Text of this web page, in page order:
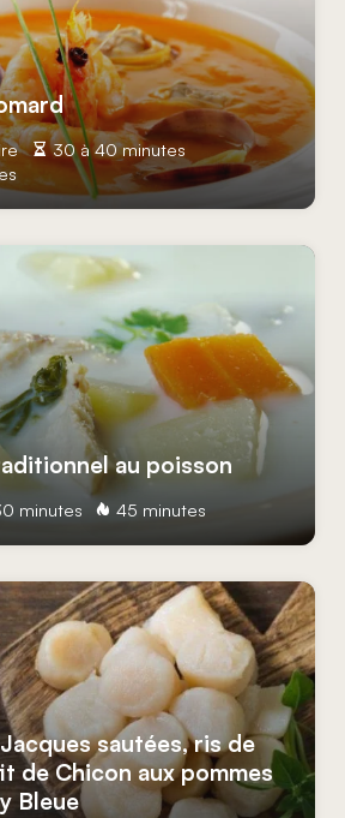
30 à 40 minutes
au poisson
minutes 45 minutes
sautées, ris de
de Chicon aux pommes
Bleue